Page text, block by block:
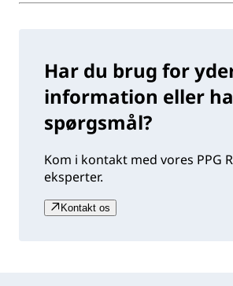
Har du brug for
information eller
spørgsmål?
Kom i kontakt med vores PPG
eksperter.
Kontakt os